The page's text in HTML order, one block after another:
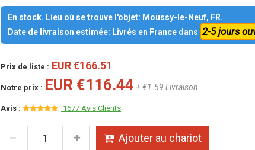
En stock. Lieu où se trouve l'objet: Moussy-le-Neuf, FR.
Date de livraison estimée: Livrés en France dans 2-5 jours
Prix de liste :EUR €166.51
Notre prix : EUR €116.44 + €1.59 Livraison
Avis : 1677 Avis Clients
Ajouter au chariot